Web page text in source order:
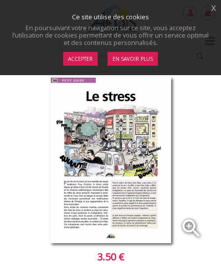
zoom_in
3.50 €
Ce site utilise des cookies
En poursuivant votre navigation sur ce site, vous acceptez
l’utilisation de cookies permettant de vous offrir un service optimal
et des contenus personnalisés.
ACCEPTER EN SAVOIR PLUS
x